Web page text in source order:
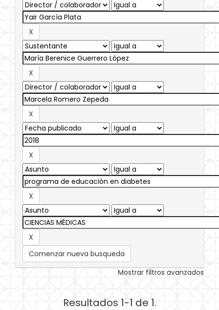
Comenzar nueva busqueda
Mostrar filtros avanzados
Resultados 1-1 de 1.